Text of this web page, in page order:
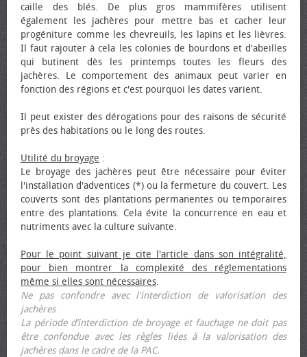
caille des blés. De plus gros mammifères utilisent
également les jachères pour mettre bas et cacher leur
progéniture comme les chevreuils, les lapins et les lièvres.
Il faut rajouter à cela les colonies de bourdons et d'abeilles
qui butinent dès les printemps toutes les fleurs des
jachères. Le comportement des animaux peut varier en
fonction des régions et c'est pourquoi les dates varient.
Il peut exister des dérogations pour des raisons de sécurité
près des habitations ou le long des routes.
Utilité du broyage :
Le broyage des jachères peut être nécessaire pour éviter
l'installation d'adventices (*) ou la fermeture du couvert. Les
couverts sont des plantations permanentes ou temporaires
entre des plantations. Cela évite la concurrence en eau et
nutriments avec la culture suivante.
Pour le point suivant je cite l'article dans son intégralité,
pour bien montrer la complexité des réglementations
même si elles sont nécessaires.
Ne pas confondre avec l'interdiction de valorisation des
jachères
La période d’interdiction de broyage et fauchage ne doit pas
être confondue avec les règles liées à la valorisation des
jachères dans le cadre de la PAC.